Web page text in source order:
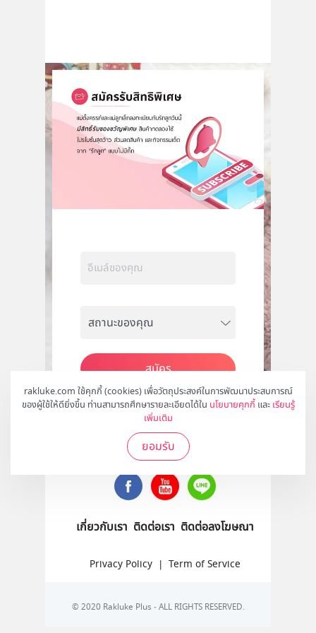
rakluke.com ใช้คุกกี้ (cookies) เพื่อวัตถุประสงค์ในการพัฒนาประสบการณ์
ของผู้ใช้ให้ดียิ่งขึ้น ท่านสามารถศึกษารายละเอียดได้ใน นโยบายคุกกี้ และ เรียนรู้
เพิ่มเติม
ยอมรับ
สมัคร
ติดตามเราได้ที่
เกี่ยวกับเรา ติดต่อเรา ติดต่อลงโฆษณา
Privacy Policy | Term of Service
© 2020 Rakluke Plus - ALL RIGHTS RESERVED.